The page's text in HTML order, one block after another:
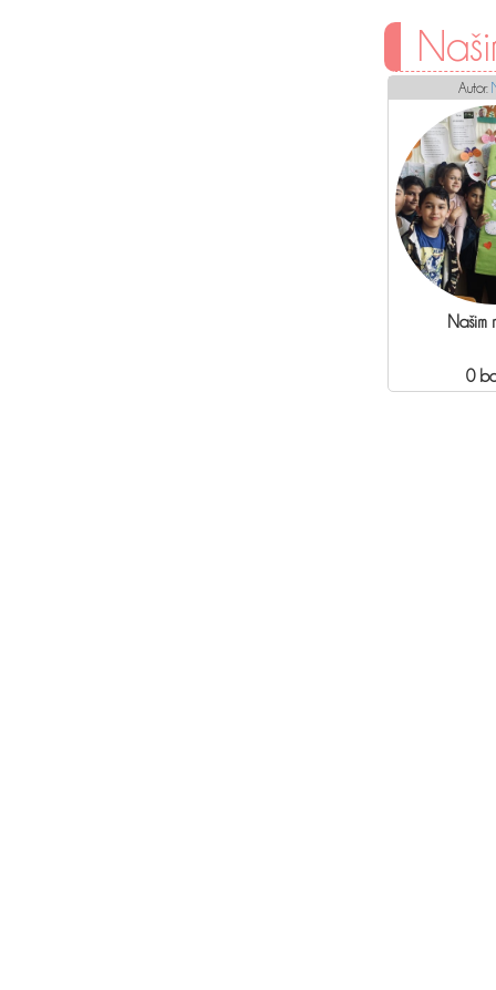
Autor:
Našim
0